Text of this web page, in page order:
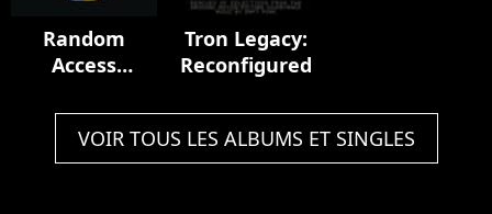
Random
Access
Tron Legacy:
Reconfigured
VOIR TOUS LES ALBUMS ET SINGLES